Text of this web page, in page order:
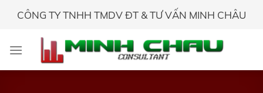
CÔNG TY TNHH TMDV ĐT & TƯ VẤN MINH CHÂU